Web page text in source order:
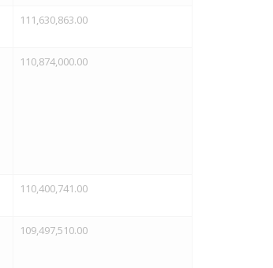
111,630,863.00
110,874,000.00
110,400,741.00
109,497,510.00